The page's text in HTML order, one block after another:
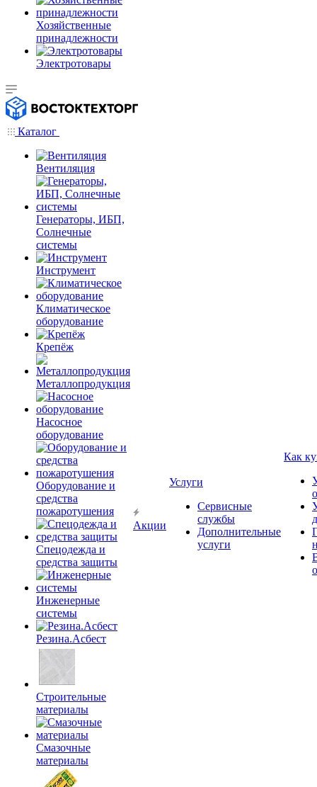
Хозяйственные
принадлежности
Электротовары
Каталог
Вентиляция
Генераторы, ИБП,
Солнечные
системы
Инструмент
Климатическое
оборудование
Крепёж
Металлопродукция
Насосное
оборудование
Оборудование и
средства
пожаротушения
Спецодежда и
средства защиты
Инженерные
системы
Резина.Асбест
Строительные
материалы
Смазочные
материалы
Акции
Услуги
Сервисные
службы
Дополнительные
услуги
Как